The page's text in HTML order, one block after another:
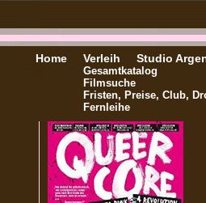
Home Verleih
Gesamtkatalog
Filmsuche
Fristen, Preise, Club,
Fernleihe
Studio